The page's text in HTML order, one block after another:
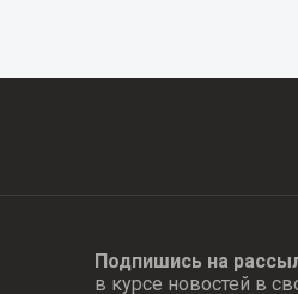
Подпишись на
в курсе новостей в